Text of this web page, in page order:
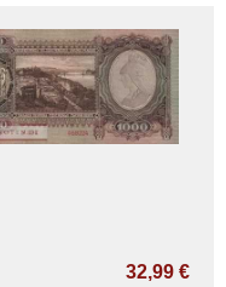
32,99 €